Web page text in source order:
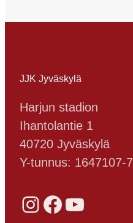
JJK Jyväskylä
Harjun stadion
Ihantolantie 1
40720 Jyväskylä
Y-tunnus: 1647107-7
Instagram Facebook YouTube